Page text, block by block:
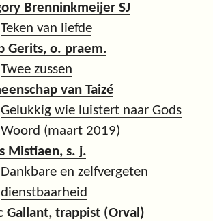
Brenninkmeijer SJ
Teken van liefde
Gerits, o. praem.
Twee zussen
van Taizé
Gelukkig wie luistert naar Gods
Woord (maart 2019)
Mistiaen, s. j.
Dankbare en zelfvergeten
dienstbaarheid
Gallant, trappist (Orval)